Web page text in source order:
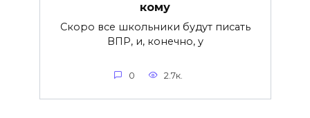
кому
Скоро все школьники будут писать
ВПР, и, конечно, у
0 2.7к.